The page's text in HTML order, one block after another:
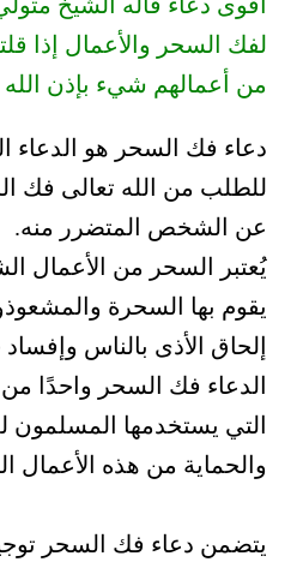
لفك السحر والأعمال إذا
من أعمالهم شيء بإذن الله
دعاء فك السحر هو الدعاء
للطلب من الله تعالى فك
عن الشخص المتضرر منه.
يُعتبر السحر من الأعمال
يقوم بها السحرة
إلحاق الأذى بالناس وإفساد
الدعاء فك السحر واحدًا من
التي يستخدمها المسلمون
والحماية من هذه الأعمال
يتضمن دعاء فك السحر